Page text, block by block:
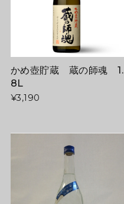
かめ壺貯蔵 蔵の師魂 1.
8L
¥3,190